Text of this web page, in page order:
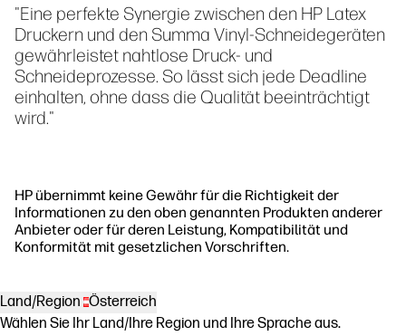
"Eine perfekte Synergie zwischen den HP Latex
Druckern und den Summa Vinyl-Schneidegeräten
gewährleistet nahtlose Druck- und
Schneideprozesse. So lässt sich jede Deadline
einhalten, ohne dass die Qualität beeinträchtigt
wird."
HP übernimmt keine Gewähr für die Richtigkeit der
Informationen zu den oben genannten Produkten anderer
Anbieter oder für deren Leistung, Kompatibilität und
Konformität mit gesetzlichen Vorschriften.
Land/Region Österreich
Wählen Sie Ihr Land/Ihre Region und Ihre Sprache aus.